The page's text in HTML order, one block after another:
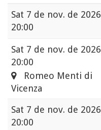
Sat 7 de nov. de 2026
20:00
Sat 7 de nov. de 2026
20:00
Romeo Menti di
Vicenza
Sat 7 de nov. de 2026
20:00